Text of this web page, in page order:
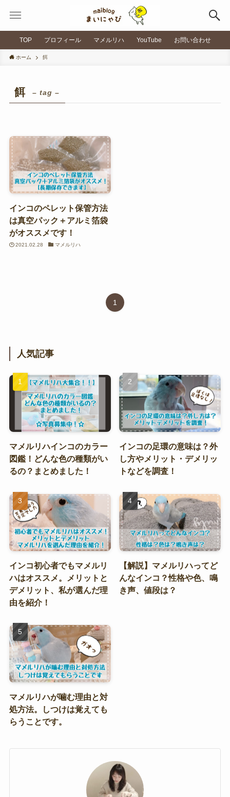
TOP プロフィール マメルリハ YouTube お問い合わせ
ホーム 餌
餌 – tag –
インコのペレット保管方法
は真空パック＋アルミ箔袋
がオススメです！
2021.02.28 マメルリハ
1
人気記事
マメルリハインコのカラー
図鑑！どんな色の種類がい
るの？まとめました！
インコの足環の意味は？外
し方やメリット・デメリッ
トなどを調査！
インコ初心者でもマメルリ
ハはオススメ。メリットと
デメリット、私が選んだ理
由を紹介！
【解説】マメルリハってど
んなインコ？性格や色、鳴
き声、値段は？
マメルリハが噛む理由と対
処方法。しつけは覚えても
らうことです。